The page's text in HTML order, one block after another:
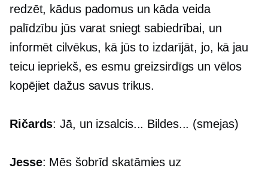
redzēt, kādus padomus un kāda veida
palīdzību jūs varat sniegt sabiedrībai, un
informēt cilvēkus, kā jūs to izdarījāt, jo, kā jau
teicu iepriekš, es esmu greizsirdīgs un vēlos
kopējiet dažus savus trikus.
Ričards: Jā, un izsalcis... Bildes... (smejas)
Jesse: Mēs šobrīd skatāmies uz